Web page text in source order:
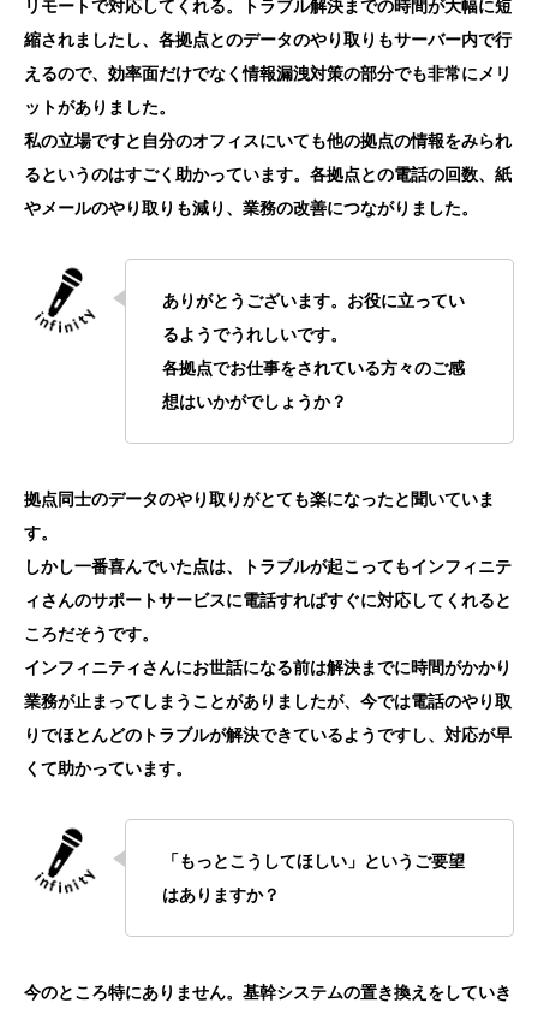
リモートで対応してくれる。トラブル解決までの時間が大幅に短
縮されましたし、各拠点とのデータのやり取りもサーバー内で行
えるので、効率面だけでなく情報漏洩対策の部分でも非常にメリ
ットがありました。
私の立場ですと自分のオフィスにいても他の拠点の情報をみられ
るというのはすごく助かっています。各拠点との電話の回数、紙
やメールのやり取りも減り、業務の改善につながりました。
ありがとうございます。お役に立ってい
るようでうれしいです。
各拠点でお仕事をされている方々のご感
想はいかがでしょうか？
拠点同士のデータのやり取りがとても楽になったと聞いていま
す。
しかし一番喜んでいた点は、トラブルが起こってもインフィニテ
ィさんのサポートサービスに電話すればすぐに対応してくれると
ころだそうです。
インフィニティさんにお世話になる前は解決までに時間がかかり
業務が止まってしまうことがありましたが、今では電話のやり取
りでほとんどのトラブルが解決できているようですし、対応が早
くて助かっています。
「もっとこうしてほしい」というご要望
はありますか？
今のところ特にありません。基幹システムの置き換えをしていき